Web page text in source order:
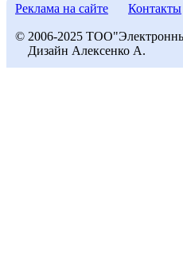
Реклама на сайте Контакты
© 2006-2025
Дизайн Алексенко А.